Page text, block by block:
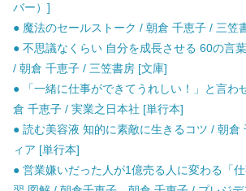
バー）]
● 魔法のセールストーク / 朝倉 千恵子 / 三笠
● 不思議なくらい 自分を成長させる 60の言
/ 朝倉 千恵子 / 三笠書房 [文庫]
● 「一緒に仕事ができてうれしい！」と言わ
倉 千恵子 / 実業之日本社 [単行本]
● 読む美容液 知的に素敵に生きるコツ / 朝倉
ィア [単行本]
● 営業嫌いだった人が1億売る人に変わる「